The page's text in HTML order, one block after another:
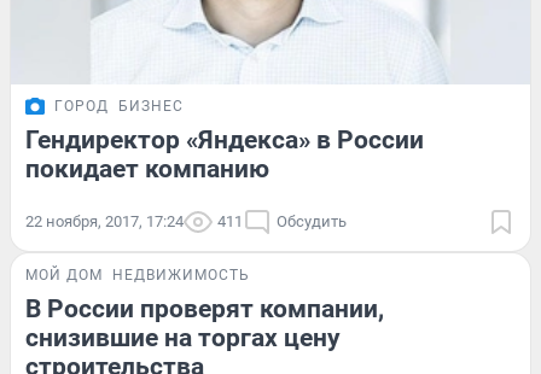
ГОРОД БИЗНЕС
Гендиректор «Яндекса» в России
покидает компанию
22 ноября, 2017, 17:24 411 Обсудить
МОЙ ДОМ НЕДВИЖИМОСТЬ
В России проверят компании,
снизившие на торгах цену
строительства